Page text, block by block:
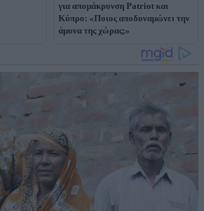
για απομάκρυνση Patriot και
Κύπρο: «Ποιος αποδυναμώνει την
άμυνα της χώρας;»